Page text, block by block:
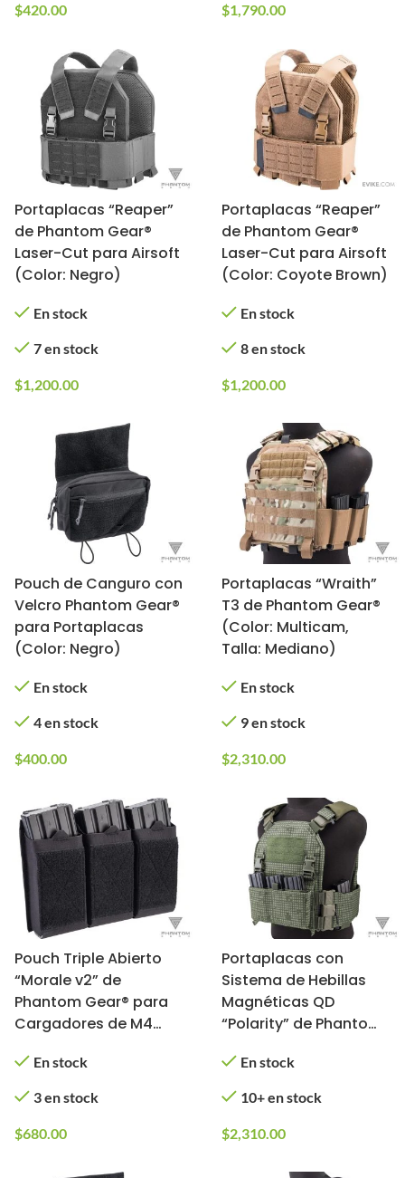
$420.00 $1,790.00
Portaplacas “Reaper”
de Phantom Gear®
Laser-Cut para Airsoft
(Color: Negro)
En stock
7 en stock
$1,200.00
Portaplacas “Reaper”
de Phantom Gear®
Laser-Cut para Airsoft
(Color: Coyote Brown)
En stock
8 en stock
$1,200.00
Pouch de Canguro con
Velcro Phantom Gear®
para Portaplacas
(Color: Negro)
En stock
4 en stock
$400.00
Portaplacas “Wraith”
T3 de Phantom Gear®
(Color: Multicam,
Talla: Mediano)
En stock
9 en stock
$2,310.00
Pouch Triple Abierto
“Morale v2” de
Phantom Gear® para
Cargadores de M4
En stock
3 en stock
$680.00
Portaplacas con
Sistema de Hebillas
Magnéticas QD
“Polarity” de Phantom
Night)
En stock
10+ en stock
$2,310.00